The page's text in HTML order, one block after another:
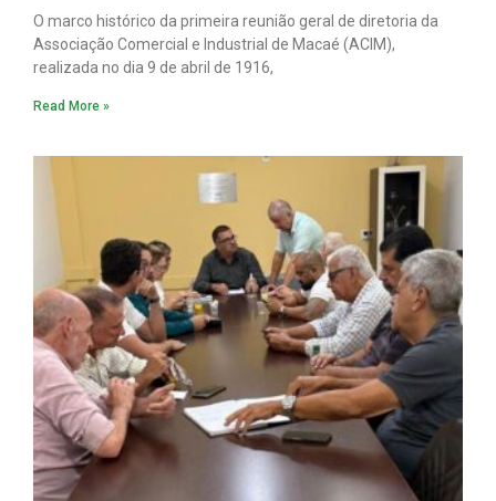
O marco histórico da primeira reunião geral de diretoria da
Associação Comercial e Industrial de Macaé (ACIM),
realizada no dia 9 de abril de 1916,
Read More »